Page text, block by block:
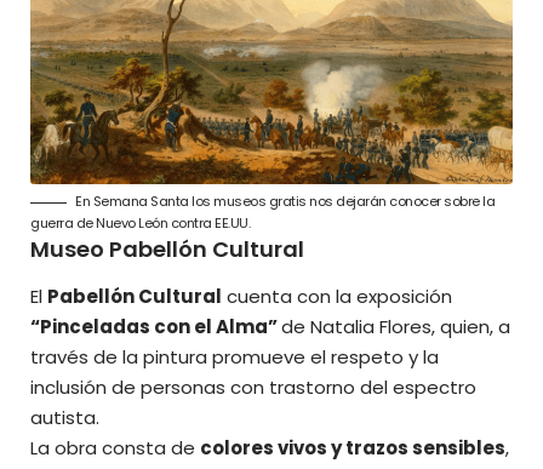
En Semana Santa los museos gratis nos dejarán conocer sobre la
guerra de Nuevo León contra EE.UU.
Museo Pabellón Cultural
El Pabellón Cultural cuenta con la exposición
“Pinceladas con el Alma”de Natalia Flores, quien, a
través de la pintura promueve el respeto y la
inclusión de personas con trastorno del espectro
autista.
La obra consta de colores vivos y trazos sensibles,